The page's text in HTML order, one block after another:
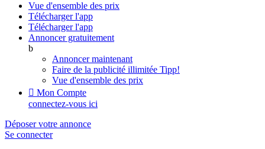
Vue d'ensemble des prix
Télécharger l'app
Télécharger l'app
Annoncer gratuitement
b
Annoncer maintenant
Faire de la publicité illimitée Tipp!
Vue d'ensemble des prix
 Mon Compte
connectez-vous ici
Déposer votre annonce
Se connecter